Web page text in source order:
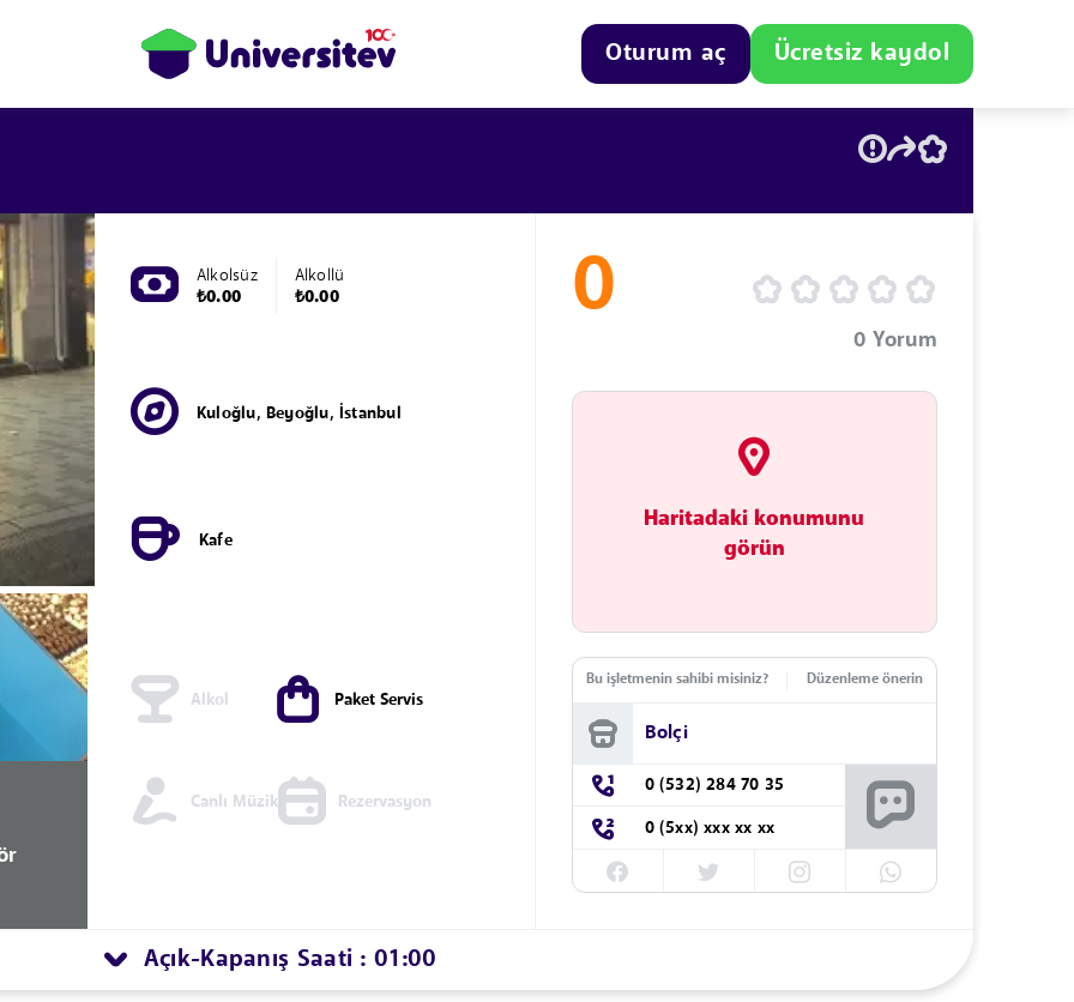
Oturum aç Ücretsiz kaydol
Alkolsüz
₺0.00
Alkollü
₺0.00
Kuloğlu, Beyoğlu, İstanbul
Kafe
Alkol Paket Servis
Canlı Müzik Rezervasyon
0
0 Yorum
Haritadaki konumunu
görün
Bu işletmenin sahibi misiniz? Düzenleme önerin
Bolçi
0 (532) 284 70 35
0 (5xx) xxx xx xx
Açık-Kapanış Saati : 01:00